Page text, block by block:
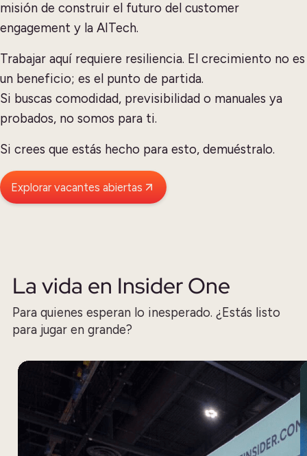
misión de construir el futuro del customer
engagement y la AITech.
Trabajar aquí requiere resiliencia. El crecimiento no es
un beneficio; es el punto de partida.
Si buscas comodidad, previsibilidad o manuales ya
probados, no somos para ti.
Si crees que estás hecho para esto, demuéstralo.
Explorar vacantes abiertas
La vida en Insider One
Para quienes esperan lo inesperado. ¿Estás listo
para jugar en grande?